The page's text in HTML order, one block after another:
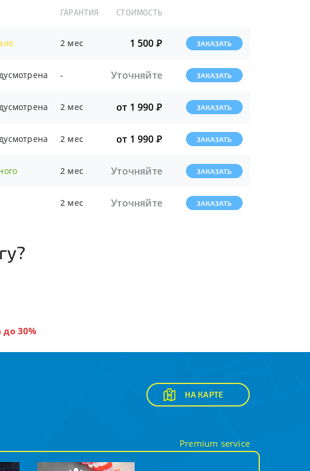
ГАРАНТИЯ СТОИМОСТЬ
2 мес 1 500Р ЗАКАЗАТЬ
- Уточняйте ЗАКАЗАТЬ
2 мес от 1 990Р ЗАКАЗАТЬ
2 мес от 1 990Р ЗАКАЗАТЬ
2 мес Уточняйте ЗАКАЗАТЬ
2 мес Уточняйте ЗАКАЗАТЬ
30%
НА КАРТЕ
Premium service